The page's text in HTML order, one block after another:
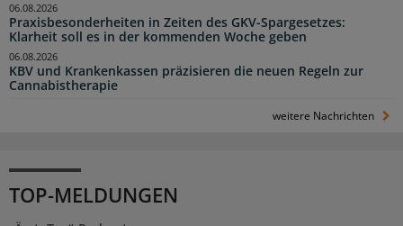
Praxisbesonderheiten in Zeiten des GKV-Spargesetzes:
Klarheit soll es in der kommenden Woche geben
06.08.2026
KBV und Krankenkassen präzisieren die neuen Regeln zur
Cannabistherapie
06.08.2026
weitere Nachrichten
TOP-MELDUNGEN